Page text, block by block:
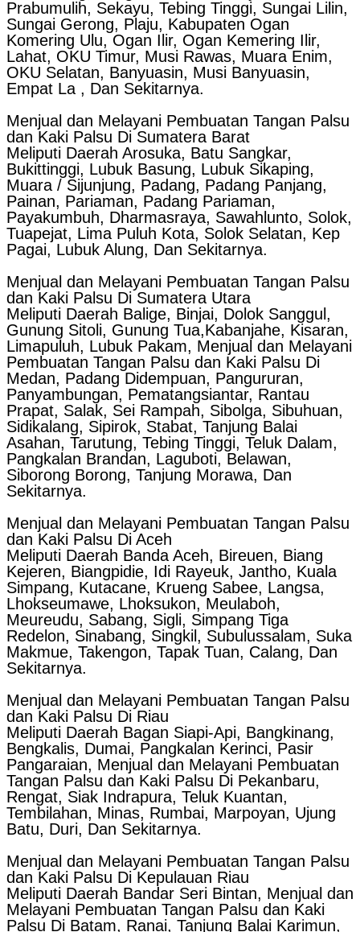
Prabumulih, Sekayu, Tebing Tinggi, Sungai Lilin,
Sungai Gerong, Plaju, Kabupaten Ogan
Komering Ulu, Ogan Ilir, Ogan Kemering Ilir,
Lahat, OKU Timur, Musi Rawas, Muara Enim,
OKU Selatan, Banyuasin, Musi Banyuasin,
Empat La , Dan Sekitarnya.
Menjual dan Melayani Pembuatan Tangan Palsu
dan Kaki Palsu Di Sumatera Barat
Meliputi Daerah Arosuka, Batu Sangkar,
Bukittinggi, Lubuk Basung, Lubuk Sikaping,
Muara / Sijunjung, Padang, Padang Panjang,
Painan, Pariaman, Padang Pariaman,
Payakumbuh, Dharmasraya, Sawahlunto, Solok,
Tuapejat, Lima Puluh Kota, Solok Selatan, Kep
Pagai, Lubuk Alung, Dan Sekitarnya.
Menjual dan Melayani Pembuatan Tangan Palsu
dan Kaki Palsu Di Sumatera Utara
Meliputi Daerah Balige, Binjai, Dolok Sanggul,
Gunung Sitoli, Gunung Tua,Kabanjahe, Kisaran,
Limapuluh, Lubuk Pakam, Menjual dan Melayani
Pembuatan Tangan Palsu dan Kaki Palsu Di
Medan, Padang Didempuan, Pangururan,
Panyambungan, Pematangsiantar, Rantau
Prapat, Salak, Sei Rampah, Sibolga, Sibuhuan,
Sidikalang, Sipirok, Stabat, Tanjung Balai
Asahan, Tarutung, Tebing Tinggi, Teluk Dalam,
Pangkalan Brandan, Laguboti, Belawan,
Siborong Borong, Tanjung Morawa, Dan
Sekitarnya.
Menjual dan Melayani Pembuatan Tangan Palsu
dan Kaki Palsu Di Aceh
Meliputi Daerah Banda Aceh, Bireuen, Biang
Kejeren, Biangpidie, Idi Rayeuk, Jantho, Kuala
Simpang, Kutacane, Krueng Sabee, Langsa,
Lhokseumawe, Lhoksukon, Meulaboh,
Meureudu, Sabang, Sigli, Simpang Tiga
Redelon, Sinabang, Singkil, Subulussalam, Suka
Makmue, Takengon, Tapak Tuan, Calang, Dan
Sekitarnya.
Menjual dan Melayani Pembuatan Tangan Palsu
dan Kaki Palsu Di Riau
Meliputi Daerah Bagan Siapi-Api, Bangkinang,
Bengkalis, Dumai, Pangkalan Kerinci, Pasir
Pangaraian, Menjual dan Melayani Pembuatan
Tangan Palsu dan Kaki Palsu Di Pekanbaru,
Rengat, Siak Indrapura, Teluk Kuantan,
Tembilahan, Minas, Rumbai, Marpoyan, Ujung
Batu, Duri, Dan Sekitarnya.
Menjual dan Melayani Pembuatan Tangan Palsu
dan Kaki Palsu Di Kepulauan Riau
Meliputi Daerah Bandar Seri Bintan, Menjual dan
Melayani Pembuatan Tangan Palsu dan Kaki
Palsu Di Batam, Ranai, Tanjung Balai Karimun,